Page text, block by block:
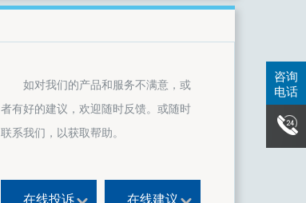
如对我们的产品和服务不满意，或
者有好的建议，欢迎随时反馈。或随时
联系我们，以获取帮助。
在线投诉 在线建议
咨询
电话